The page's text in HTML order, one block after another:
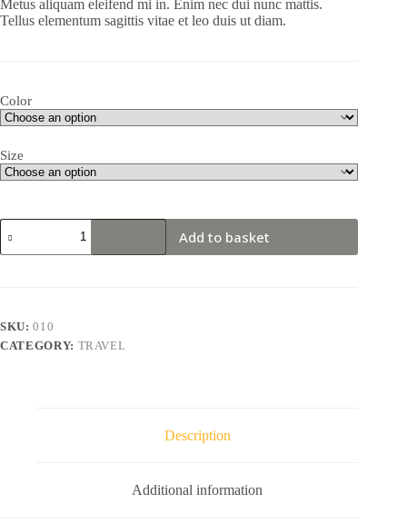
Metus aliquam eleifend mi in. Enim nec dui nunc mattis.
Tellus elementum sagittis vitae et leo duis ut diam.
Color
Size
Eleifend
donec
pretium
Add to basket
SKU:010
CATEGORY: TRAVEL
Description
Additional information